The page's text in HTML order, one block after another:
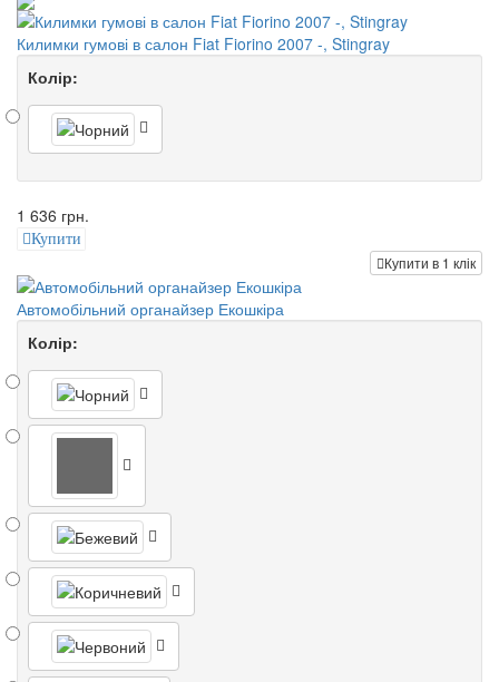
Килимки гумові в салон Fiat Fiorino 2007 -, Stingray
Колір:
1 636 грн.
Купити
Купити в 1 клік
Автомобільний органайзер Екошкіра
Колір: